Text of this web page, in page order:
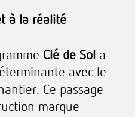
à la réalité
Clé de Sol a
avec le
Ce passage
marque